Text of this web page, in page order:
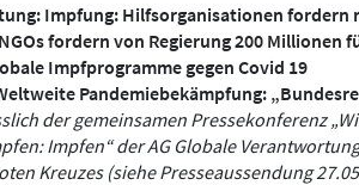
Impfung: Hilfsorganisationen fordern
NGOs fordern von Regierung 200 Millionen
Impfprogramme gegen Covid 19
Pandemiebekämpfung:
der gemeinsamen Pressekonferenz
Impfen“ der AG Globale
Kreuzes (siehe Presseaussendung